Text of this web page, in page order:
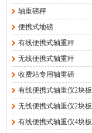
轴重磅秤
便携式地磅
有线便携式轴重秤
无线便携式轴重秤
收费站专用轴重磅
有线便携式轴重仪2块板
无线便携式轴重仪2块板
有线便携式轴重仪4块板